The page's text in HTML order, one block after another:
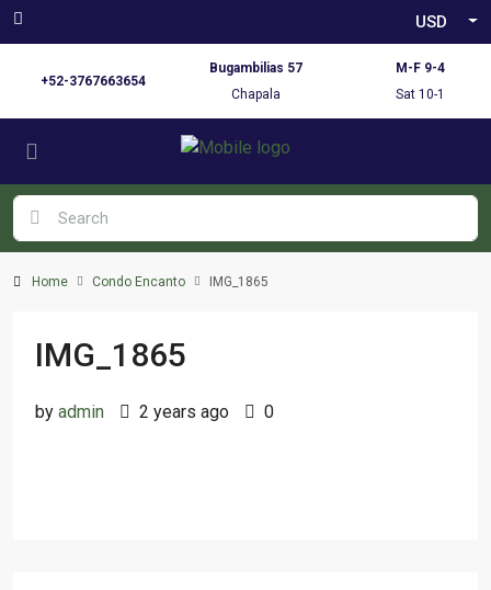
USD
+52-3767663654
Bugambilias 57
Chapala
M-F 9-4
Sat 10-1
Home Condo Encanto IMG_1865
IMG_1865
by admin 2 years ago 0